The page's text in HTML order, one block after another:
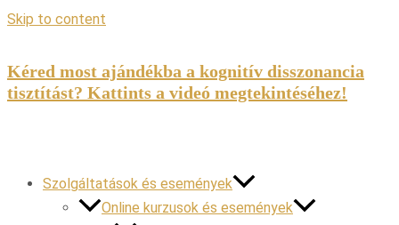
Skip to content
Kéred most ajándékba a kognitív disszonancia
tisztítást? Kattints a videó megtekintéséhez!
Szolgáltatások és események
Online kurzusok és események